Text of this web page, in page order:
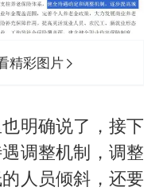
精彩图片
明确说了，接下
调整机制，调整
人员倾斜，还要